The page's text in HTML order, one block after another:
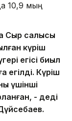
10,9 мың
Сыр салысы
күріш
егісі биыл
егілді. Күріш
үшінші
- деді